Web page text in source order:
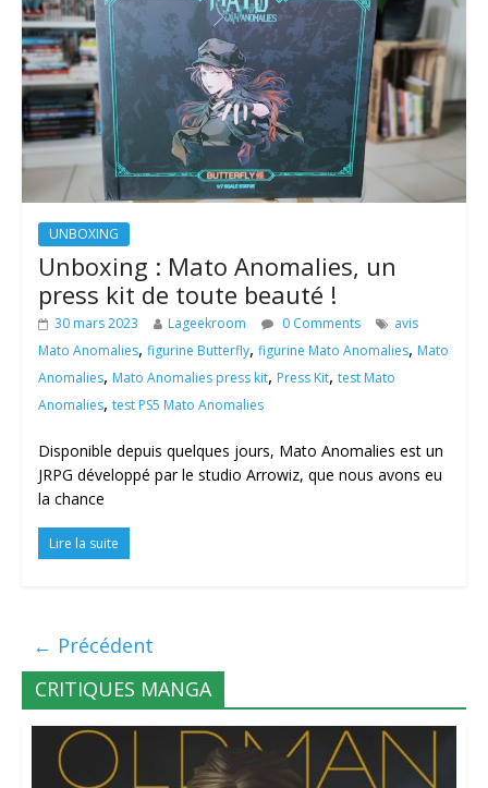
UNBOXING
Unboxing : Mato Anomalies, un
press kit de toute beauté !
30 mars 2023 Lageekroom 0 Comments
avis
Mato Anomalies, figurine Butterfly, figurine Mato Anomalies, Mato
Anomalies, Mato Anomalies press kit, Press Kit, test Mato
Anomalies, test PS5 Mato Anomalies
Disponible depuis quelques jours, Mato Anomalies est un
JRPG développé par le studio Arrowiz, que nous avons eu
la chance
Lire la suite
← Précédent
CRITIQUES MANGA